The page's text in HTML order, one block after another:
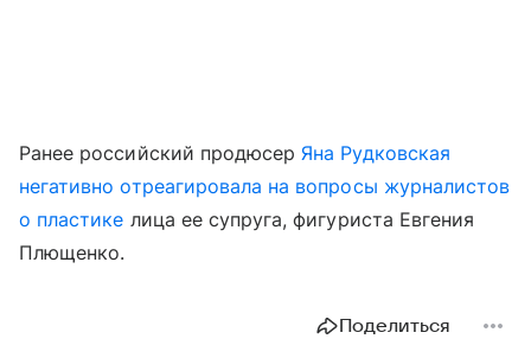
Ранее российский продюсерЯна Рудковская
негативно отреагировала на вопросы журналистов
о пластике лица ее супруга, фигуриста Евгения
Плющенко.
Поделиться